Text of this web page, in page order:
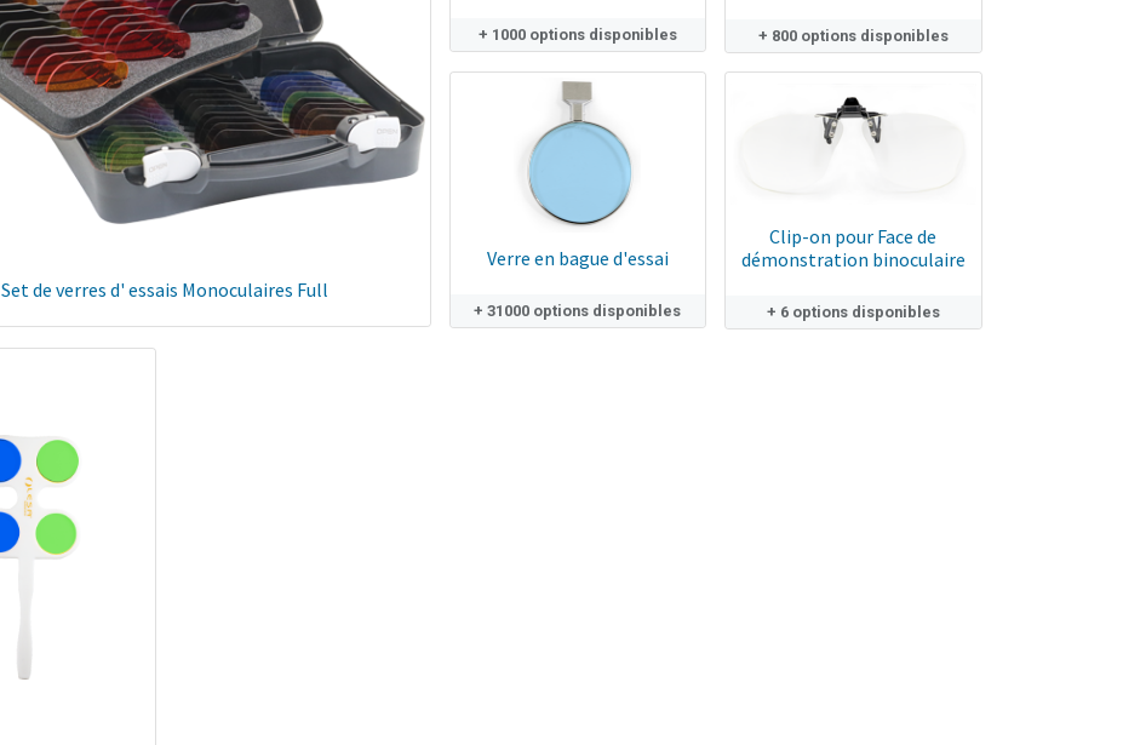
Set de verres d' essais Monoculaires Full
+ 1000 options disponibles + 800 options disponibles
Verre en bague d'essai
+ 31000 options disponibles
Clip-on pour Face de
démonstration binoculaire
+ 6 options disponibles